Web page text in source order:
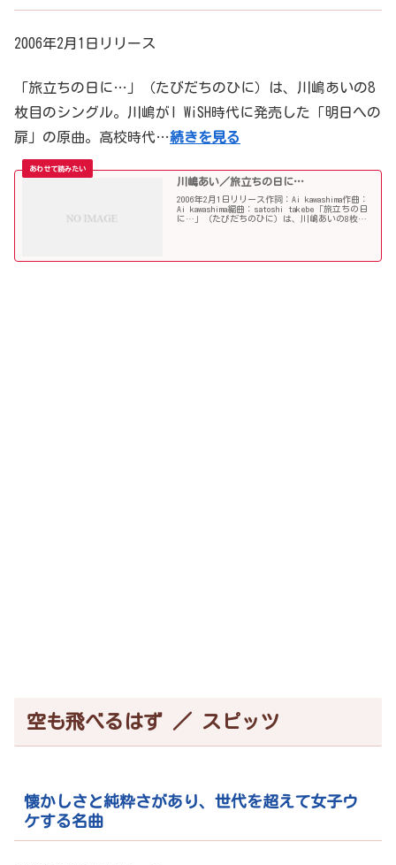
2006年2月1日リリース
「旅立ちの日に…」（たびだちのひに）は、川嶋あいの8
枚目のシングル。川嶋がI WiSH時代に発売した「明日への
扉」の原曲。高校時代…続きを見る
川嶋あい／旅立ちの日に…
2006年2月1日リリース作詞：Ai kawashima作曲：
Ai kawashima編曲：satoshi takebe「旅立ちの日
に…」（たびだちのひに）は、川嶋あいの8枚目
空も飛べるはず ／ スピッツ
懐かしさと純粋さがあり、世代を超えて女子ウ
ケする名曲